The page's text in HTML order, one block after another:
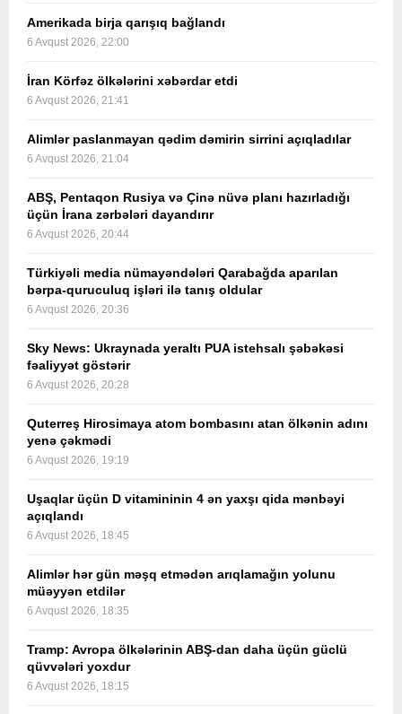
Amerikada birja qarışıq bağlandı
6 Avqust 2026, 22:00
İran Körfəz ölkələrini xəbərdar etdi
6 Avqust 2026, 21:41
Alimlər paslanmayan qədim dəmirin sirrini açıqladılar
6 Avqust 2026, 21:04
ABŞ, Pentaqon Rusiya və Çinə nüvə planı hazırladığı
üçün İrana zərbələri dayandırır
6 Avqust 2026, 20:44
Türkiyəli media nümayəndələri Qarabağda aparılan
bərpa-quruculuq işləri ilə tanış oldular
6 Avqust 2026, 20:36
Sky News: Ukraynada yeraltı PUA istehsalı şəbəkəsi
fəaliyyət göstərir
6 Avqust 2026, 20:28
Quterreş Hirosimaya atom bombasını atan ölkənin adını
yenə çəkmədi
6 Avqust 2026, 19:19
Uşaqlar üçün D vitamininin 4 ən yaxşı qida mənbəyi
açıqlandı
6 Avqust 2026, 18:45
Alimlər hər gün məşq etmədən arıqlamağın yolunu
müəyyən etdilər
6 Avqust 2026, 18:35
Tramp: Avropa ölkələrinin ABŞ-dan daha üçün güclü
qüvvələri yoxdur
6 Avqust 2026, 18:15